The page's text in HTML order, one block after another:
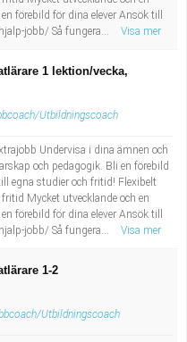
förebild för dina elever Ansök till
jobb/ Så fungera...
Visa mer
1 lektion/vecka,
Utbildningscoach
Undervisa i dina ämnen och
och pedagogik. Bli en förebild
egna studier och fritid! Flexibelt
Mycket utvecklande och en
förebild för dina elever Ansök till
jobb/ Så fungera...
Visa mer
1-2
Utbildningscoach